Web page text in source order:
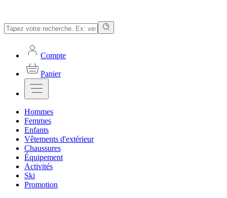
Compte
Panier
Hommes
Femmes
Enfants
Vêtements d'extérieur
Chaussures
Équipement
Activités
Ski
Promotion